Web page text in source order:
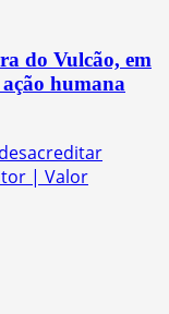
do Vulcão, em
humana
| Valor